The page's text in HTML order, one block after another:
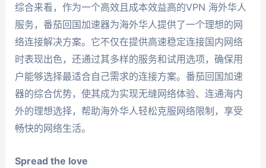
综合来看，作为一个高效且成本效益高的VPN 海外华人
服务，番茄回国加速器为海外华人提供了一个理想的网
络连接解决方案。它不仅在提供高速稳定连接国内网络
时表现出色，还通过其多样的服务和试用选项，确保用
户能够选择最适合自己需求的连接方案。番茄回国加速
器的综合优势，使其成为实现无缝网络体验、连通海内
外的理想选择，帮助海外华人轻松克服网络限制，享受
畅快的网络生活。
Spread the love